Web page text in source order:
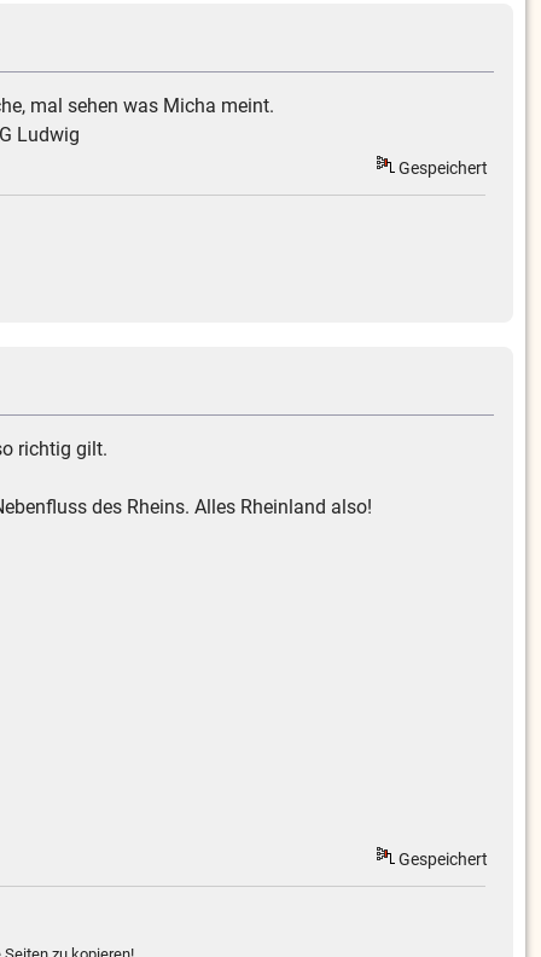
mal sehen was Micha meint.
Ludwig
Gespeichert
richtig gilt.
des Rheins. Alles Rheinland also!
Gespeichert